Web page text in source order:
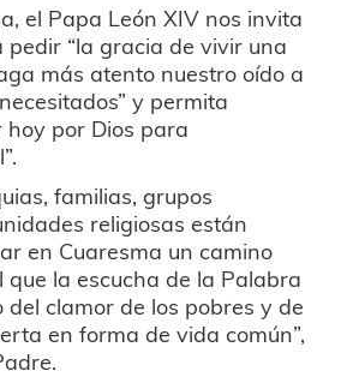
el Papa León XIV nos invita
“la gracia de vivir una
más atento nuestro oído a
y permita
por Dios para
familias, grupos
religiosas están
en Cuaresma un camino
la escucha de la Palabra
del clamor de los pobres y de
en forma de vida común”,